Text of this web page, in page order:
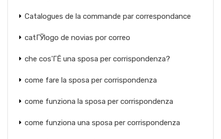
Catalogues de la commande par correspondance
catГЎlogo de novias por correo
che cos'ГЁ una sposa per corrispondenza?
come fare la sposa per corrispondenza
come funziona la sposa per corrispondenza
come funziona una sposa per corrispondenza